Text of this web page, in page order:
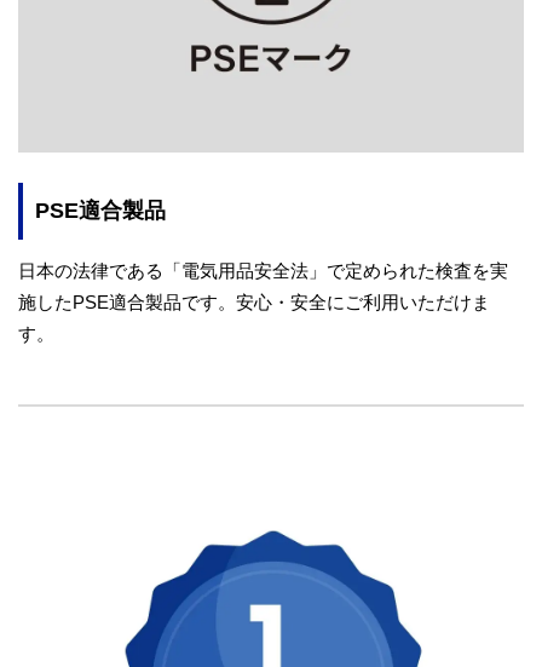
PSE適合製品
日本の法律である「電気用品安全法」で定められた検査を実
施したPSE適合製品です。安心・安全にご利用いただけま
す。